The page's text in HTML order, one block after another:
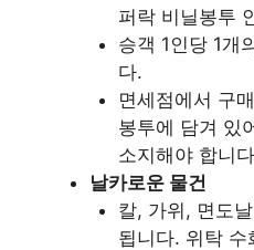
퍼락 비닐봉투
승객 1인당 1개
다.
면세점에서 구
봉투에 담겨 있
소지해야 합니
날카로운 물건
칼, 가위, 면도
됩니다. 위탁